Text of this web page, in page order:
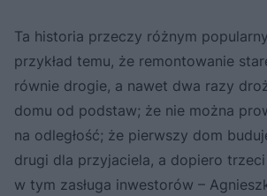
Ta historia przeczy różnym
przykład temu, że remontowanie
równie drogie, a nawet dwa razy
domu od podstaw; że nie można
na odległość; że pierwszy dom
drugi dla przyjaciela, a dopiero
w tym zasługa inwestorów –